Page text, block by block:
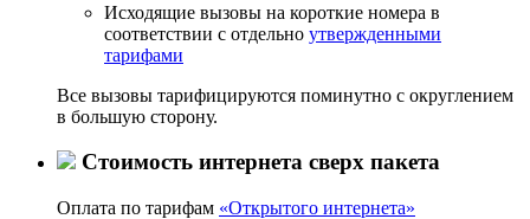
Исходящие вызовы на короткие номера в
соответствии с отдельно утвержденными
тарифами
Все вызовы тарифицируются поминутно с округлением
в большую сторону.
Стоимость интернета сверх пакета
Оплата по тарифам «Открытого интернета»